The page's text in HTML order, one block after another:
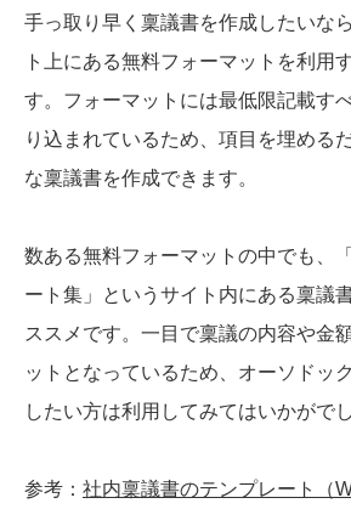
手っ取り早く稟議書を作成したいな
ト上にある無料フォーマットを利用
す。フォーマットには最低限記載す
り込まれているため、項目を埋める
な稟議書を作成できます。
数ある無料フォーマットの中でも、
ート集」というサイト内にある稟議
ススメです。一目で稟議の内容や金
ットとなっているため、オーソドッ
したい方は利用してみてはいかがで
参考： 社内稟議書のテンプレート（